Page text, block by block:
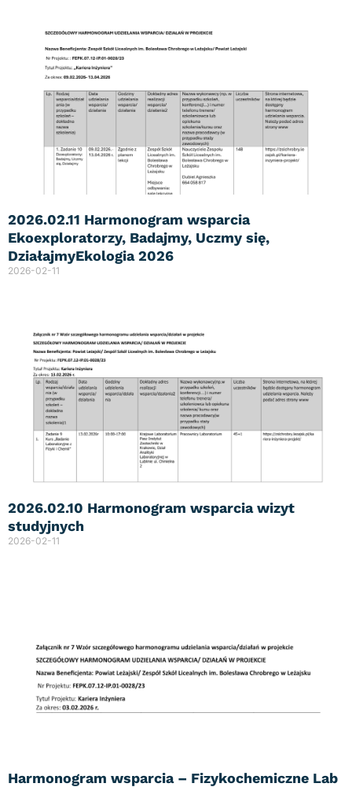
2026.02.11 Harmonogram wsparcia
Ekoexploratorzy, Badajmy, Uczmy się,
DziałajmyEkologia 2026
2026-02-11
2026.02.10 Harmonogram wsparcia wizyt
studyjnych
2026-02-11
Harmonogram wsparcia – Fizykochemiczne Lab